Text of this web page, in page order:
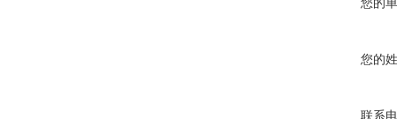
您的
联系